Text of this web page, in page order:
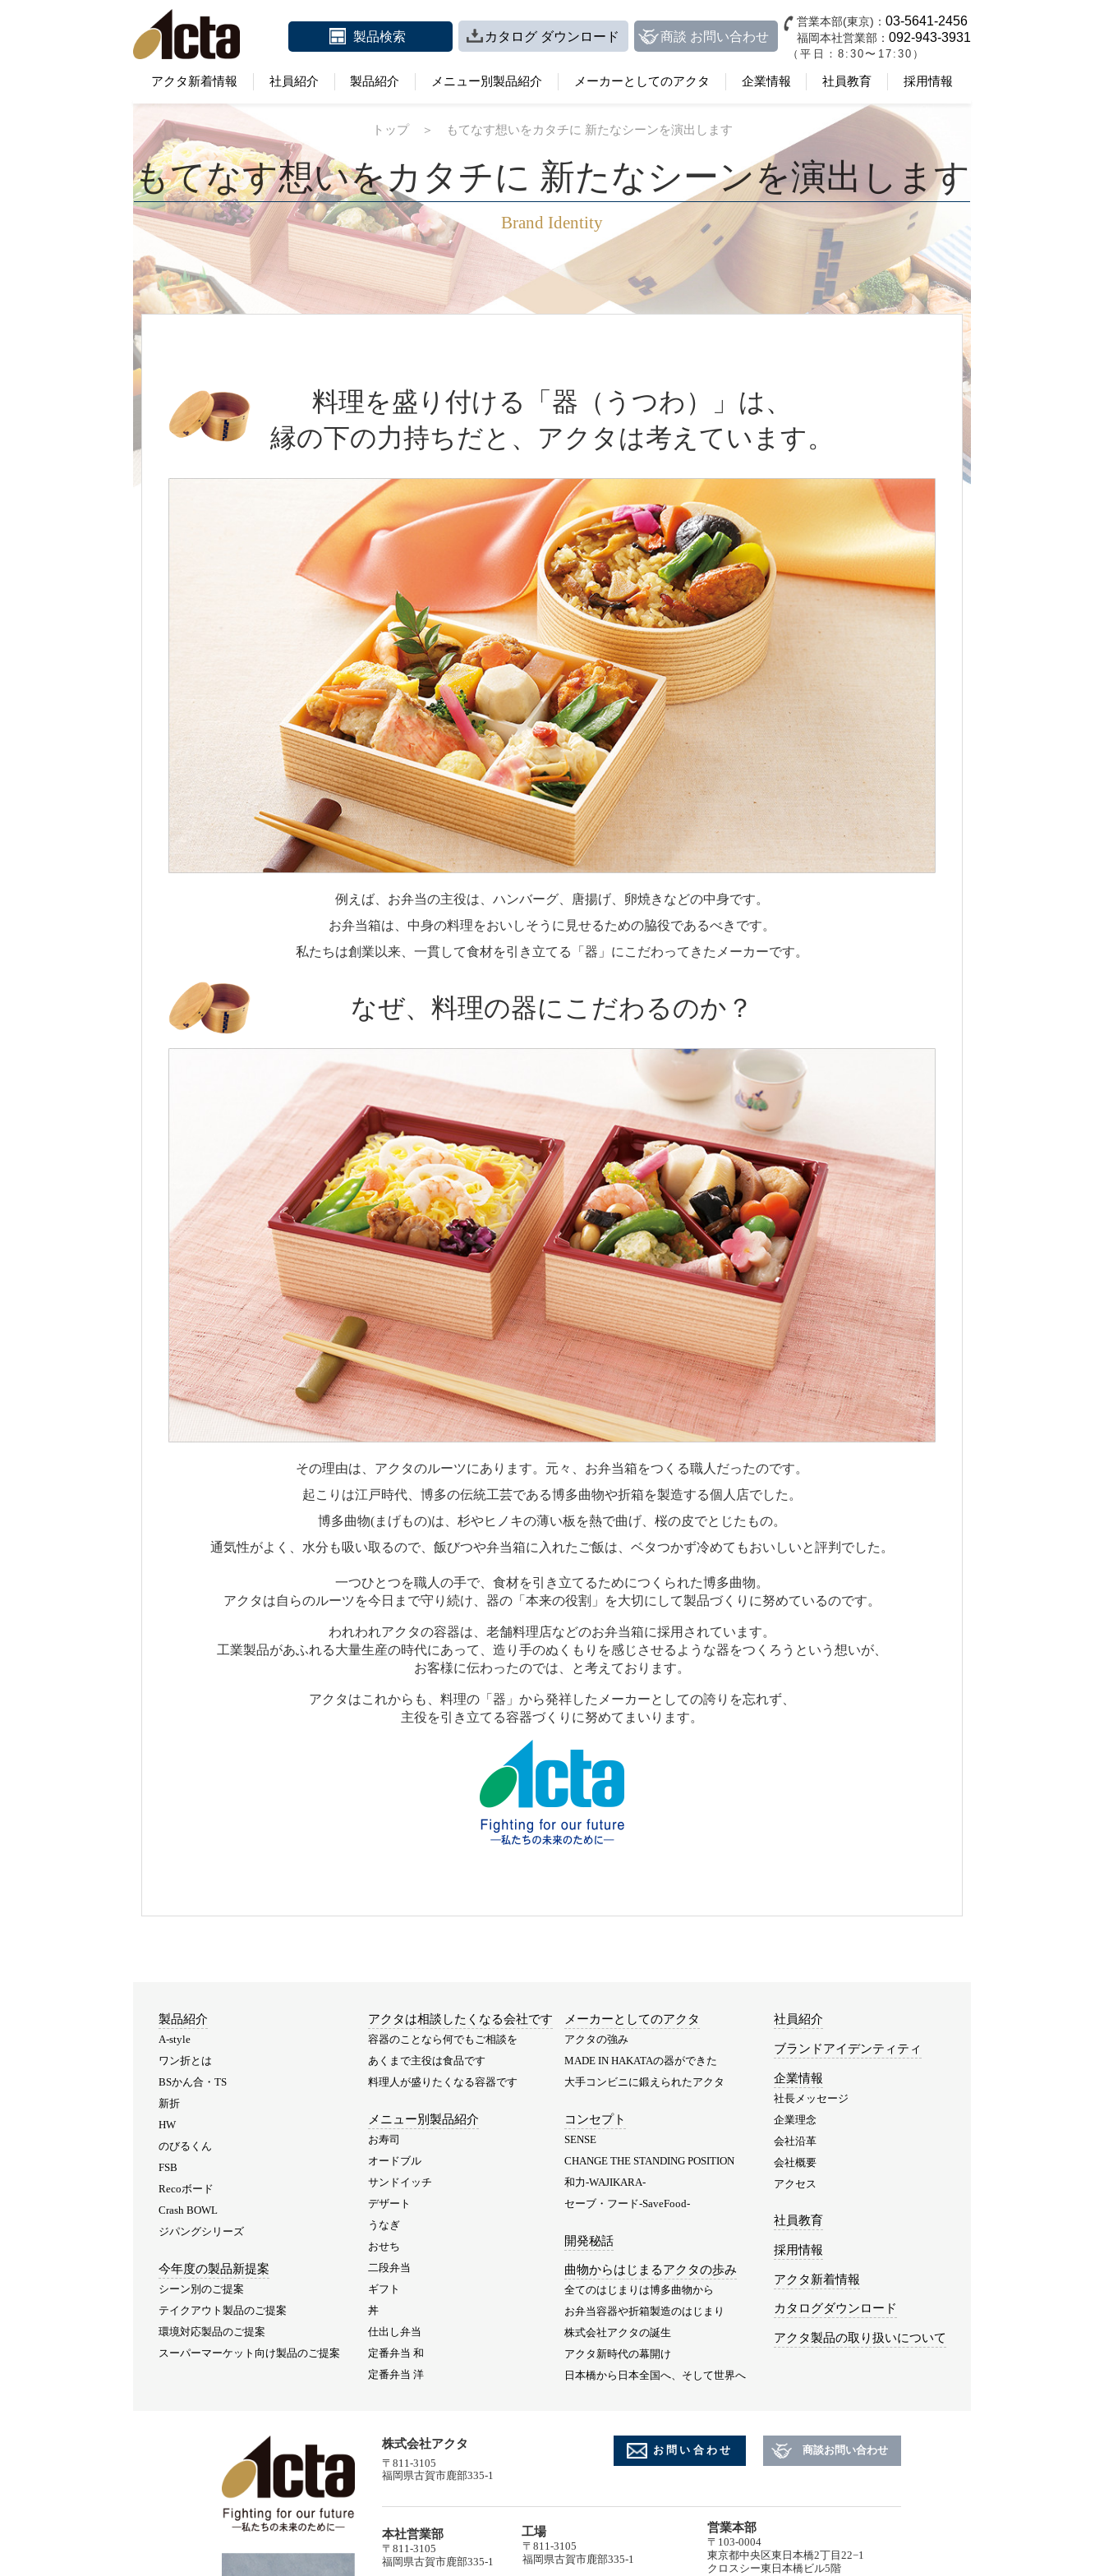
製品検索 カタログ ダウンロード 商談 お問い合わせ
営業本部(東京)： 03-5641-2456
福岡本社営業部： 092-943-3931
（平日：8:30〜17:30）
アクタ新着情報 社員紹介 製品紹介 メニュー別製品紹介 メーカーとしてのアクタ 企業情報 社員教育 採用情報
トップ＞ もてなす想いをカタチに 新たなシーンを演出します
もてなす想いをカタチに 新たなシーンを演出します
Brand Identity
料理を盛り付ける「器（うつわ）」は、
縁の下の力持ちだと、アクタは考えています。
例えば、お弁当の主役は、ハンバーグ、唐揚げ、卵焼きなどの中身です。
お弁当箱は、中身の料理をおいしそうに見せるための脇役であるべきです。
私たちは創業以来、一貫して食材を引き立てる「器」にこだわってきたメーカーです。
なぜ、料理の器にこだわるのか？
その理由は、アクタのルーツにあります。元々、お弁当箱をつくる職人だったのです。
起こりは江戸時代、博多の伝統工芸である博多曲物や折箱を製造する個人店でした。
博多曲物(まげもの)は、杉やヒノキの薄い板を熱で曲げ、桜の皮でとじたもの。
通気性がよく、水分も吸い取るので、飯びつや弁当箱に入れたご飯は、ベタつかず冷めてもおいしいと評判でした。
一つひとつを職人の手で、食材を引き立てるためにつくられた博多曲物。
アクタは自らのルーツを今日まで守り続け、器の「本来の役割」を大切にして製品づくりに努めているのです。
われわれアクタの容器は、老舗料理店などのお弁当箱に採用されています。
工業製品があふれる大量生産の時代にあって、造り手のぬくもりを感じさせるような器をつくろうという想いが、
お客様に伝わったのでは、と考えております。
アクタはこれからも、料理の「器」から発祥したメーカーとしての誇りを忘れず、
主役を引き立てる容器づくりに努めてまいります。
製品紹介
A-style
ワン折とは
BSかん合・TS
新折
HW
のびるくん
FSB
Recoボード
Crash BOWL
ジパングシリーズ
今年度の製品新提案
シーン別のご提案
テイクアウト製品のご提案
環境対応製品のご提案
スーパーマーケット向け製品のご提案
アクタは相談したくなる会社です
容器のことなら何でもご相談を
あくまで主役は食品です
料理人が盛りたくなる容器です
メニュー別製品紹介
お寿司
オードブル
サンドイッチ
デザート
うなぎ
おせち
二段弁当
ギフト
丼
仕出し弁当
定番弁当 和
定番弁当 洋
メーカーとしてのアクタ
アクタの強み
MADE IN HAKATAの器ができた
大手コンビニに鍛えられたアクタ
コンセプト
SENSE
CHANGE THE STANDING POSITION
和力-WAJIKARA-
セーブ・フード-SaveFood-
開発秘話
曲物からはじまるアクタの歩み
全てのはじまりは博多曲物から
お弁当容器や折箱製造のはじまり
株式会社アクタの誕生
アクタ新時代の幕開け
日本橋から日本全国へ、そして世界へ
社員紹介
ブランドアイデンティティ
企業情報
社長メッセージ
企業理念
会社沿革
会社概要
アクセス
社員教育
採用情報
アクタ新着情報
カタログダウンロード
アクタ製品の取り扱いについて
株式会社アクタ
〒811-3105
福岡県古賀市鹿部335-1
お問い合わせ 商談お問い合わせ
本社営業部
〒811-3105
福岡県古賀市鹿部335-1
工場
〒811-3105
福岡県古賀市鹿部335-1
営業本部
〒103-0004
東京都中央区東日本橋2丁目22−1
クロスシー東日本橋ビル5階